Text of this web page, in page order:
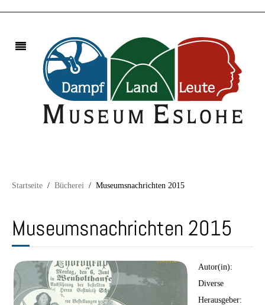
Startseite Bücherei Museumsnachrichten 2015
Museumsnachrichten 2015
Autor(in):
Diverse
Herausgeber: